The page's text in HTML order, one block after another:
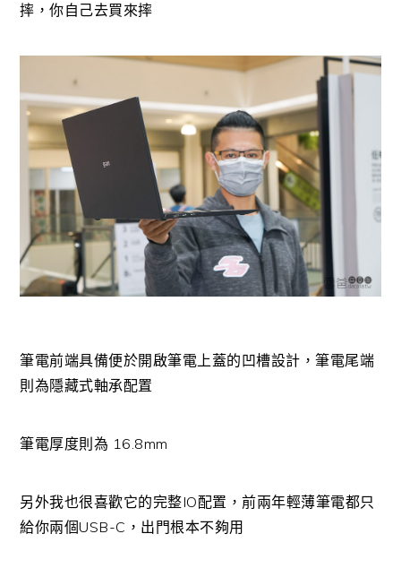
摔，你自己去買來摔
筆電前端具備便於開啟筆電上蓋的凹槽設計，筆電尾端
則為隱藏式軸承配置
筆電厚度則為 16.8mm
另外我也很喜歡它的完整IO配置，前兩年輕薄筆電都只
給你兩個USB-C，出門根本不夠用